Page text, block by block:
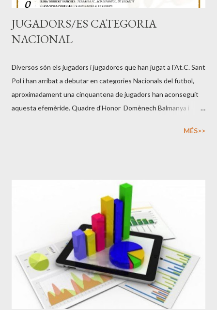
JUGADORS/ES CATEGORIA
NACIONAL
Diversos són els jugadors i jugadores que han jugat a l'At.C. Sant
Pol i han arribat a debutar en categories Nacionals del futbol,
aproximadament una cinquantena de jugadors han aconseguit
aquesta efemèride. Quadre d'Honor Domènech Balmanya i
Deportivo De La Coruña Josep Maria Fulquet Lloveres: Fc
Barcelona At Narcís Serra Martorell: Lluís Sagristà Moreu:
Girona Fc, Cf Calella Lluís Sagristà Vila: Cf Calella, Ue Olot, Cf
Gavà Joan Sagristà Sauleda: Ad Ceuta Joaquim Pujol Pou: Cf
Calella Pere Tarridas Martin: Cd Mahón, Cf Calella Ricard Bachs
Batllori: Cf Calella Enric Roig Morató: Cf Calella Manel Sauleda
Paurès: Cf Calella Paquito Garcia Jiménez: Cf Calella ...
MÉS>>